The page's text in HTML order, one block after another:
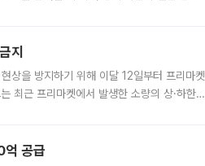
지
상을 방지하기 위해 이달 12일부터 프리마켓
최근 프리마켓에서 발생한 소량의 상·하한
공급